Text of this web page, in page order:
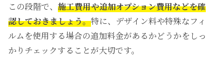
この段階で、 施工費用や追加オプション費用などを確
認しておきましょう。特に、デザイン料や特殊なフィ
ルムを使用する場合の追加料金があるかどうかをしっ
かりチェックすることが大切です。